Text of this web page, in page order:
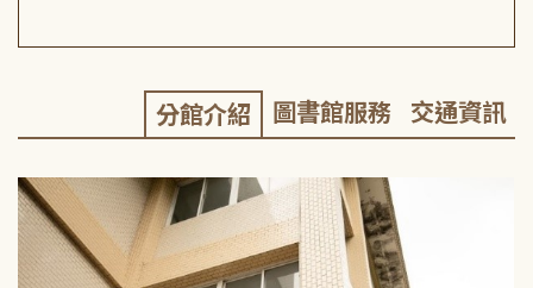
分館介紹 圖書館服務 交通資訊